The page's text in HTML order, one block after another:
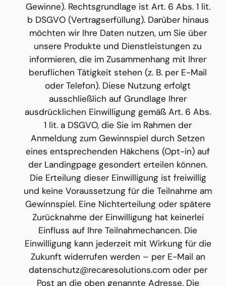
Gewinne). Rechtsgrundlage ist Art. 6 Abs. 1 lit.
b DSGVO (Vertragserfüllung). Darüber hinaus
möchten wir Ihre Daten nutzen, um Sie über
unsere Produkte und Dienstleistungen zu
informieren, die im Zusammenhang mit Ihrer
beruflichen Tätigkeit stehen (z. B. per E-Mail
oder Telefon). Diese Nutzung erfolgt
ausschließlich auf Grundlage Ihrer
ausdrücklichen Einwilligung gemäß Art. 6 Abs.
1 lit. a DSGVO, die Sie im Rahmen der
Anmeldung zum Gewinnspiel durch Setzen
eines entsprechenden Häkchens (Opt-in) auf
der Landingpage gesondert erteilen können.
Die Erteilung dieser Einwilligung ist freiwillig
und keine Voraussetzung für die Teilnahme am
Gewinnspiel. Eine Nichterteilung oder spätere
Zurücknahme der Einwilligung hat keinerlei
Einfluss auf Ihre Teilnahmechancen. Die
Einwilligung kann jederzeit mit Wirkung für die
Zukunft widerrufen werden – per E-Mail an
datenschutz@recaresolutions.com oder per
Post an die oben genannte Adresse. Die